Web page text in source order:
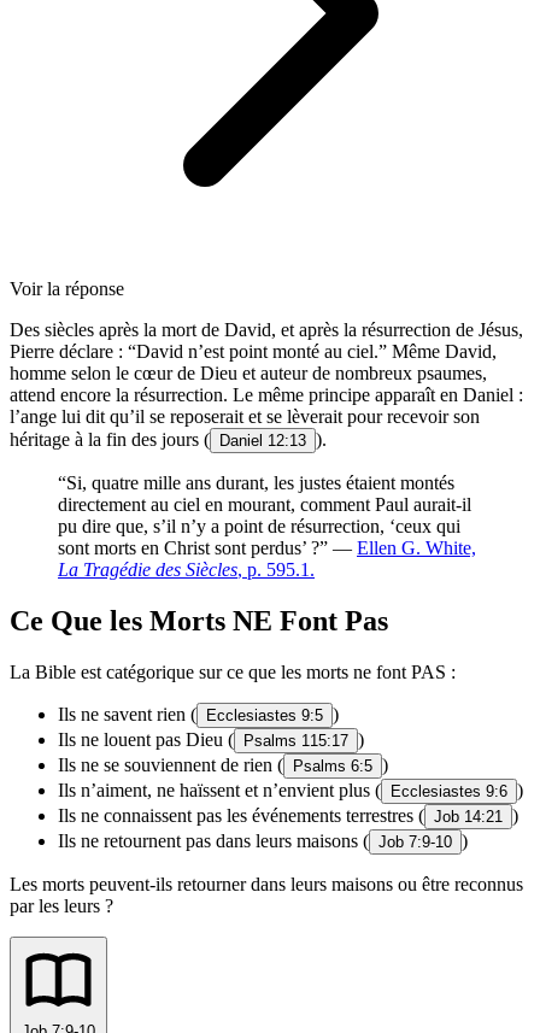
Voir la réponse
Des siècles après la mort de David, et après la résurrection de Jésus,
Pierre déclare : “David n’est point monté au ciel.” Même David,
homme selon le cœur de Dieu et auteur de nombreux psaumes,
attend encore la résurrection. Le même principe apparaît en Daniel :
l’ange lui dit qu’il se reposerait et se lèverait pour recevoir son
héritage à la fin des jours ( Daniel 12:13 ).
“Si, quatre mille ans durant, les justes étaient montés
directement au ciel en mourant, comment Paul aurait-il
pu dire que, s’il n’y a point de résurrection, ‘ceux qui
sont morts en Christ sont perdus’ ?” — Ellen G. White,
La Tragédie des Siècles, p. 595.1.
Ce Que les Morts NE Font Pas
La Bible est catégorique sur ce que les morts ne font PAS :
Ils ne savent rien ( Ecclesiastes 9:5 )
Ils ne louent pas Dieu ( Psalms 115:17 )
Ils ne se souviennent de rien ( Psalms 6:5 )
Ils n’aiment, ne haïssent et n’envient plus ( Ecclesiastes 9:6 )
Ils ne connaissent pas les événements terrestres ( Job 14:21
)
Ils ne retournent pas dans leurs maisons ( Job 7:9-10 )
Les morts peuvent-ils retourner dans leurs maisons ou être reconnus
par les leurs ?